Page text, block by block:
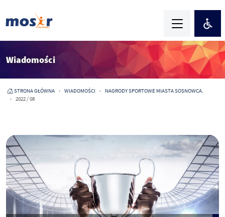
Wiadomości
STRONA GŁÓWNA WIADOMOŚCI
NAGRODY SPORTOWE MIASTA SOSNOWCA.
2022 / 08